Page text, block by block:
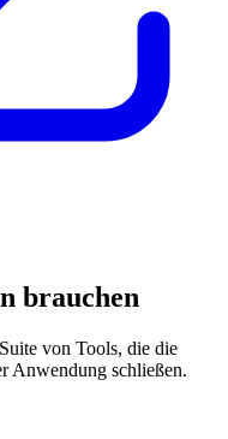
brauchen
von Tools, die die
Anwendung schließen.